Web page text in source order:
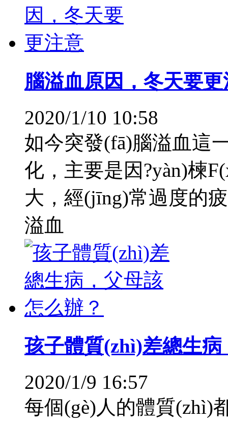
腦溢血原因，冬天要
2020/1/10 10:58
如今突發(fā)腦溢血這
化，主要是因?yàn)楝
大，經(jīng)常過度的
溢血
孩子體質(zhì)差總生
2020/1/9 16:57
每個(gè)人的體質(zhì)